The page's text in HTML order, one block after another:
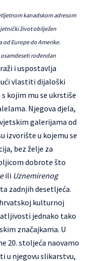
kanadskom adresom
život obilježen
Europe do Amerike.
rođendan
i uspostavlja
vlastiti dijaloški
kojim mu se ukrstiše
Njegova djela,
galerijama od
izvorište u kojemu se
bez želje za
dobrote što
ili Uznemirenog
zadnjih desetljeća.
kulturnoj
jednako tako
značajkama. U
20. stoljeća naovamo
u njegovu slikarstvu,